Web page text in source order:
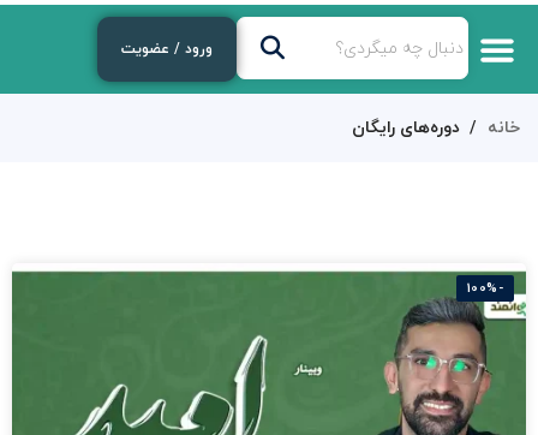
ورود / عضویت
خانه دوره‌های رایگان
-100%